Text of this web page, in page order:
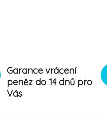
Garance vrácení
peněz do 14 dnů pro
Vás